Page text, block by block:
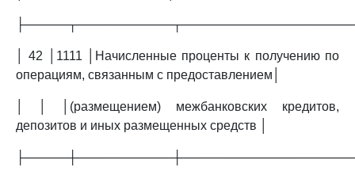
│ 42 │1111 │Начисленные проценты к получению по
операциям, связанным с предоставлением│
│ │ │(размещением) межбанковских кредитов,
депозитов и иных размещенных средств │